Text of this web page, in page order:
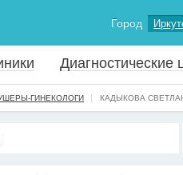
Город
Диагностические
ГИНЕКОЛОГИ КАДЫКОВА